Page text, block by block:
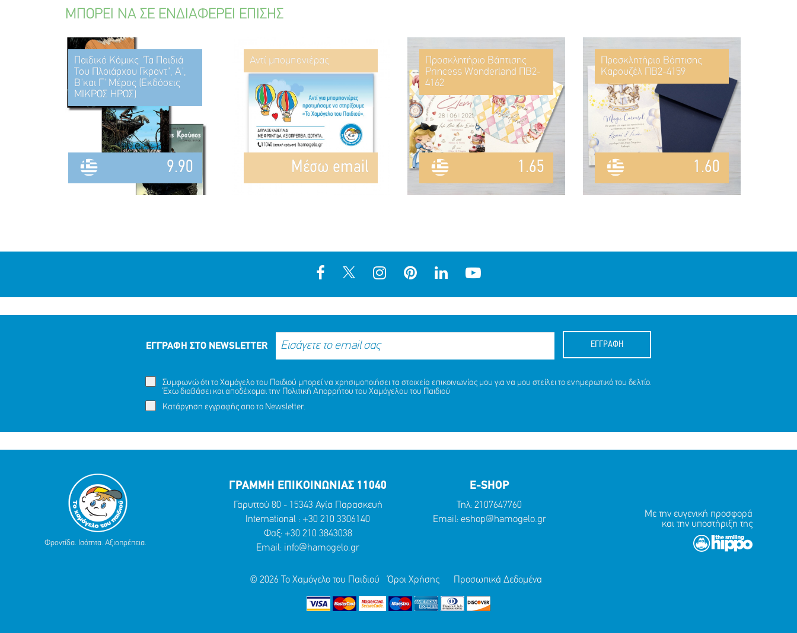
ΜΠΟΡΕΙ ΝΑ ΣΕ ΕΝΔΙΑΦΕΡΕΙ ΕΠΙΣΗΣ
Παιδικό Κόμικς "Τα Παιδιά
Του Πλοιάρχου Γκραντ", Α',
Β'και Γ' Μέρος (Εκδόσεις
ΜΙΚΡΟΣ ΗΡΩΣ)
9.90
Αντί μπομπονιέρας
Mέσω email
Προσκλητήριο Βάπτισης
Princess Wonderland ΠΒ2-
4162
1.65
Προσκλητήριο Βάπτισης
Καρουζέλ ΠΒ2-4159
1.60
ΕΓΓΡΑΦΗ ΣΤΟ NEWSLETTER ΕΓΓΡΑΦΗ
Συμφωνώ ότι το Χαμόγελο του Παιδιού μπορεί να χρησιμοποιήσει τα στοιχεία επικοινωνίας μου για να μου στείλει το ενημερωτικό του δελτίο.
Έχω διαβάσει και αποδέχομαι την Πολιτική Απορρήτου του Χαμόγελου του Παιδιού
Κατάργηση εγγραφής απο το Newsletter.
Φροντίδα. Ισότητα. Αξιοπρέπεια.
ΓΡΑΜΜΗ ΕΠΙΚΟΙΝΩΝΙΑΣ 11040
Γαρυττού 80 - 15343 Αγία Παρασκευή
International : +30 210 3306140
Φαξ: +30 210 3843038
Email: info@hamogelo.gr
E-SHOP
Τηλ: 2107647760
Email: eshop@hamogelo.gr
Με την ευγενική προσφορά
και την υποστήριξη της
© 2026 Το Χαμόγελο του Παιδιού Όροι Χρήσης Προσωπικά Δεδομένα